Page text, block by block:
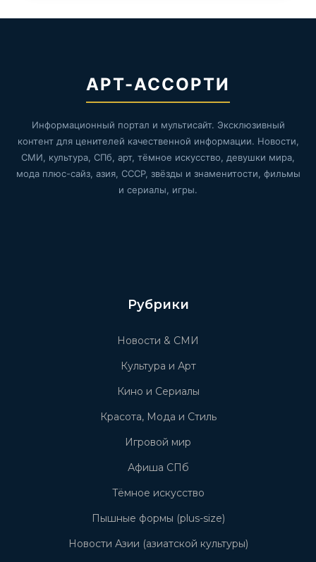
АРТ-АССОРТИ
Информационный портал и мультисайт. Эксклюзивный
контент для ценителей качественной информации. Новости,
СМИ, культура, СПб, арт, тёмное искусство, девушки мира,
мода плюс-сайз, азия, СССР, звёзды и знаменитости, фильмы
и сериалы, игры.
Рубрики
Новости & СМИ
Культура и Арт
Кино и Сериалы
Красота, Мода и Стиль
Игровой мир
Афиша СПб
Тёмное искусство
Пышные формы (plus-size)
Новости Азии (азиатской культуры)